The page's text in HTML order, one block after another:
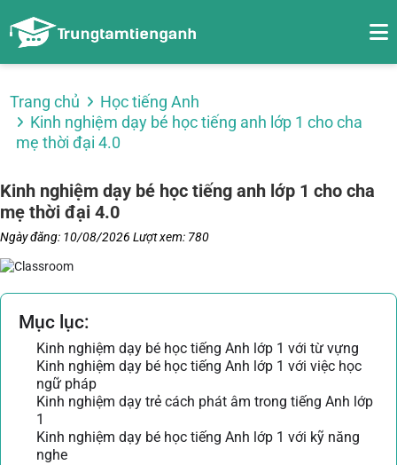
Trang chủ
Học tiếng Anh
Kinh nghiệm dạy bé học tiếng anh lớp 1 cho cha
mẹ thời đại 4.0
Kinh nghiệm dạy bé học tiếng anh lớp 1 cho cha
mẹ thời đại 4.0
Ngày đăng: 10/08/2026 Lượt xem: 780
Mục lục:
Kinh nghiệm dạy bé học tiếng Anh lớp 1 với từ vựng
Kinh nghiệm dạy bé học tiếng Anh lớp 1 với việc học
ngữ pháp
Kinh nghiệm dạy trẻ cách phát âm trong tiếng Anh lớp
1
Kinh nghiệm dạy bé học tiếng Anh lớp 1 với kỹ năng
nghe